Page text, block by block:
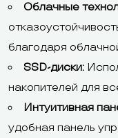
Облачные
благодаря
SSD-диски:
накопителей для
Интуитивная
удобная панель